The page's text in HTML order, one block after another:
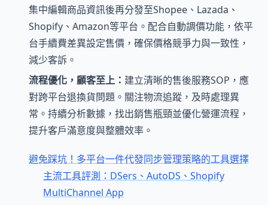
集中編輯商品資訊後再分發至Shopee、Lazada、
Shopify、Amazon等平台。配合自動調價功能，依平
台手續費差異設定售價，確保價格競爭力與一致性，
減少客訴。
流程優化，顧客至上： 建立清晰的售後服務SOP，應
對跨平台退換貨問題。關注物流追蹤，及時處理異
常。持續分析數據，找出銷售瓶頸並優化營運流程，
提升客戶滿意度與整體效率。
避免踩坑！多平台一件代發同步管理策略的工具選擇
主流工具評測：DSers、AutoDS、Shopify
MultiChannel App